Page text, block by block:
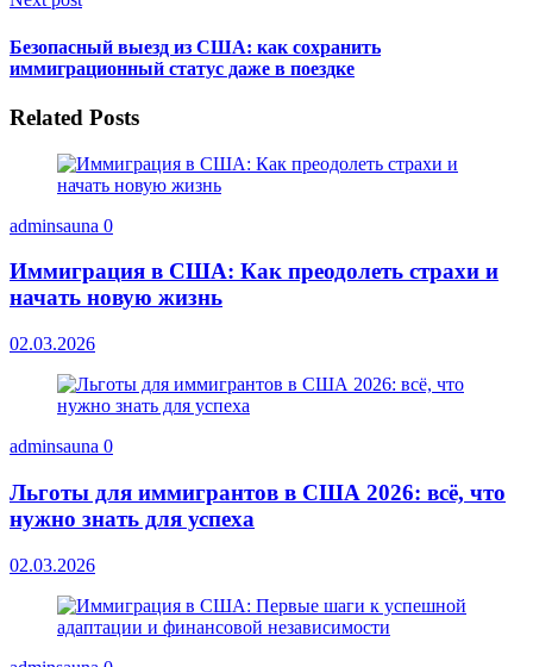
Безопасный выезд из США: как сохранить
иммиграционный статус даже в поездке
Related Posts
adminsauna 0
Иммиграция в США: Как преодолеть страхи и
начать новую жизнь
02.03.2026
adminsauna 0
Льготы для иммигрантов в США 2026: всё, что
нужно знать для успеха
02.03.2026